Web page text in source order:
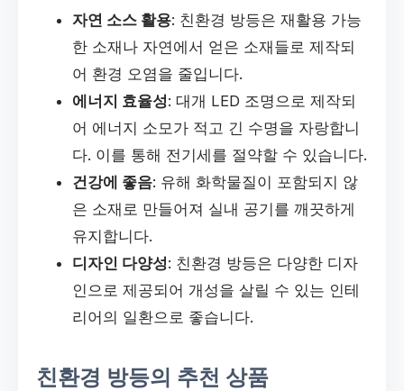
자연 소스 활용: 친환경 방등은 재활용 가능
한 소재나 자연에서 얻은 소재들로 제작되
어 환경 오염을 줄입니다.
에너지 효율성: 대개 LED 조명으로 제작되
어 에너지 소모가 적고 긴 수명을 자랑합니
다. 이를 통해 전기세를 절약할 수 있습니다.
건강에 좋음: 유해 화학물질이 포함되지 않
은 소재로 만들어져 실내 공기를 깨끗하게
유지합니다.
디자인 다양성: 친환경 방등은 다양한 디자
인으로 제공되어 개성을 살릴 수 있는 인테
리어의 일환으로 좋습니다.
친환경 방등의 추천 상품